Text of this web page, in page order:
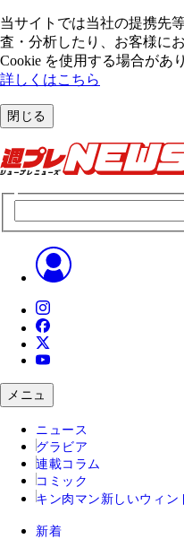
当サイトでは当社の提携先
査・分析したり、お客様に
Cookie を使⽤する場合があ
詳しくはこちら
閉じる
メニュ
ニュース
グラビア
連載コラム
コミック
キン肉マン 新しいウィン
新着